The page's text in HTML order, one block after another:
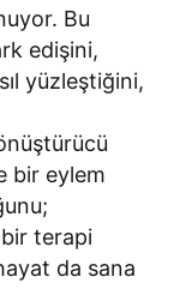
Bu
edişini,
yüzleştiğini,
bir eylem
terapi
da sana